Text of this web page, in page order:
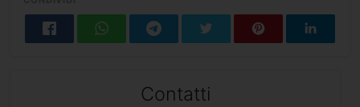
Contatti